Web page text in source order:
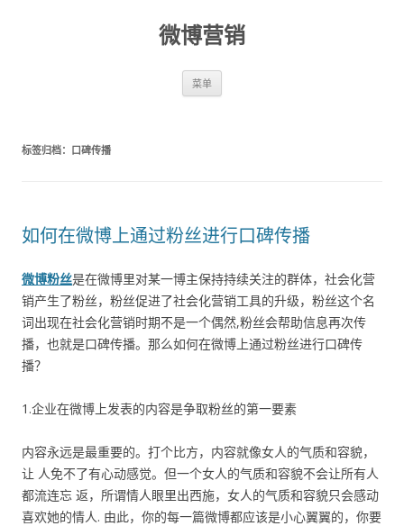
微博营销
菜单
标签归档： 口碑传播
如何在微博上通过粉丝进行口碑传播
微博粉丝是在微博里对某一博主保持持续关注的群体，社会化营
销产生了粉丝，粉丝促进了社会化营销工具的升级，粉丝这个名
词出现在社会化营销时期不是一个偶然,粉丝会帮助信息再次传
播，也就是口碑传播。那么如何在微博上通过粉丝进行口碑传
播？
1.企业在微博上发表的内容是争取粉丝的第一要素
内容永远是最重要的。打个比方，内容就像女人的气质和容貌，
让 人免不了有心动感觉。但一个女人的气质和容貌不会让所有人
都流连忘 返，所谓情人眼里出西施，女人的气质和容貌只会感动
喜欢她的情人. 由此，你的每一篇微博都应该是小心翼翼的，你要